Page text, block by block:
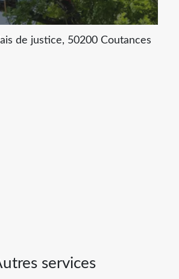
de justice, 50200 Coutances
services